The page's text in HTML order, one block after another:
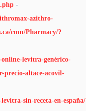
-
azithro-
cmn/Pharmacy/?
levitra-genérico-
precio-altace-acovil-
sin-receta-en-españa/